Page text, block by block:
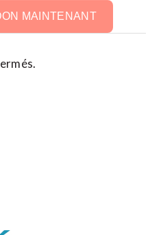
MAINTENANT